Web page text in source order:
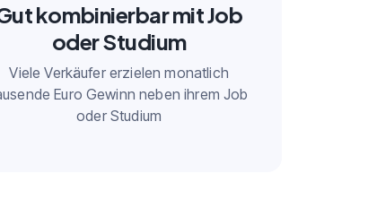
kombinierbar mit Job
oder Studium
Viele Verkäufer erzielen monatlich
Euro Gewinn neben ihrem Job
oder Studium